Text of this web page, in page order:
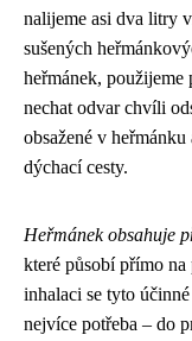
nalijeme asi dva litry
sušených
heřmánek,
nechat odvar chvíli
obsažené v
dýchací cesty.
Heřmánek obsahuje
které působí přímo na
inhalaci se tyto
nejvíce potřeba – do